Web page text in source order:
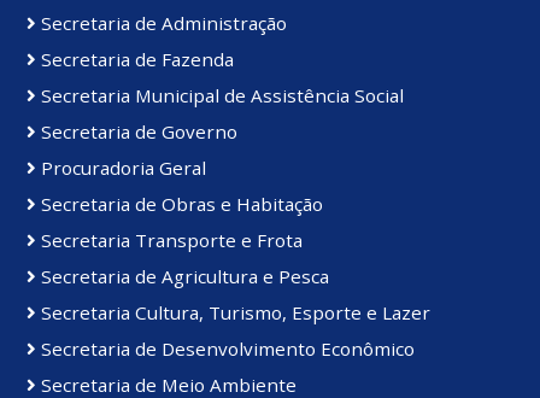
Secretaria de Administração
Secretaria de Fazenda
Secretaria Municipal de Assistência Social
Secretaria de Governo
Procuradoria Geral
Secretaria de Obras e Habitação
Secretaria Transporte e Frota
Secretaria de Agricultura e Pesca
Secretaria Cultura, Turismo, Esporte e Lazer
Secretaria de Desenvolvimento Econômico
Secretaria de Meio Ambiente